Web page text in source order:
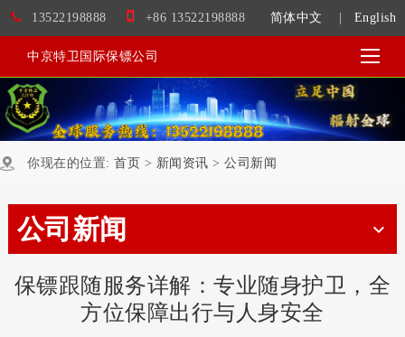
简体中文 English
13522198888 +86 13522198888
中京特卫国际保镖公司
你现在的位置: 首页 > 新闻资讯 > 公司新闻
公司新闻
保镖跟随服务详解：专业随身护卫，全
方位保障出行与人身安全